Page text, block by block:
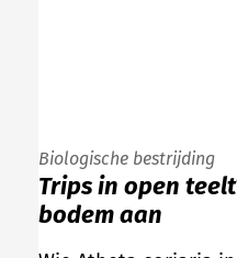
Biologische bestrijding
Trips in open
bodem aan